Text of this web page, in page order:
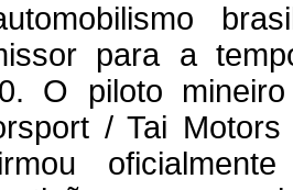
para a
O piloto
/ Tai